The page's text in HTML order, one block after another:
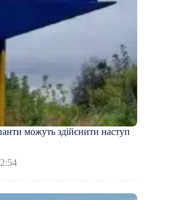
можуть здійснити наступ